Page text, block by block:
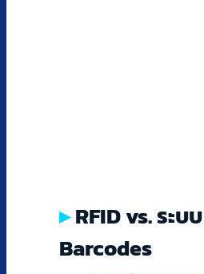
RFID vs. ระบบ
Barcodes